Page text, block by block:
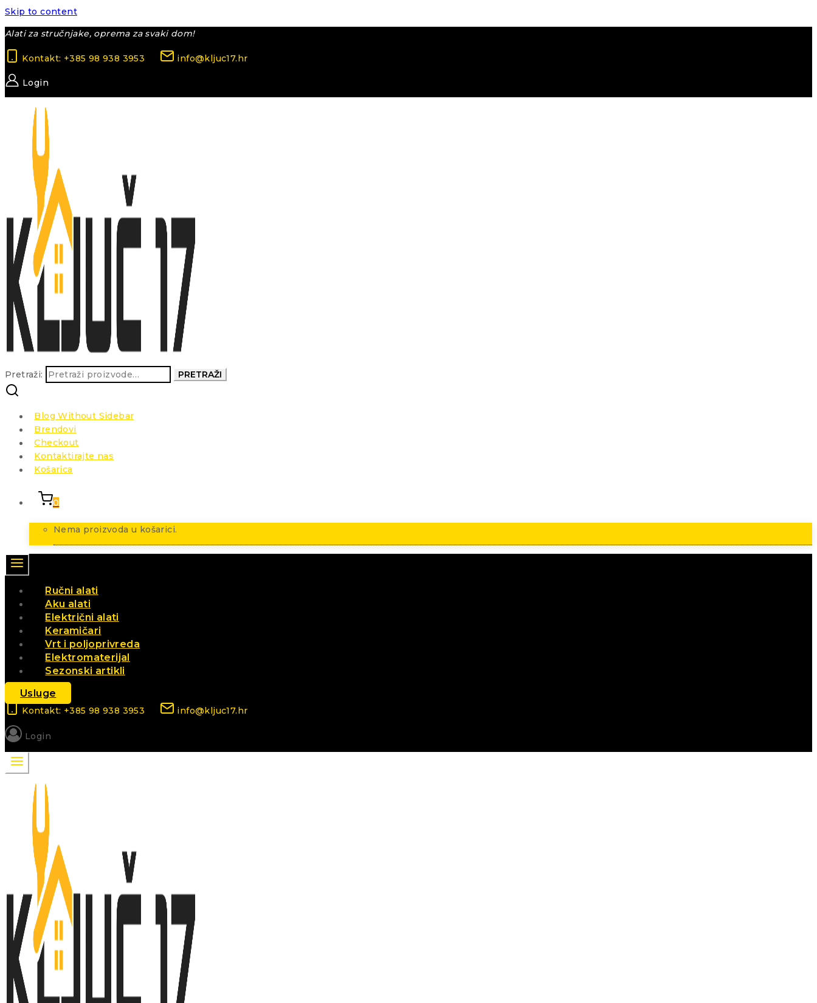
Skip to content
Alati za stručnjake, oprema za svaki dom!
Kontakt: +385 98 938 3953 info@kljuc17.hr
Login
Pretraži: PRETRAŽI
Blog Without Sidebar
Brendovi
Checkout
Kontaktirajte nas
Košarica
0
Nema proizvoda u košarici.
Ručni alati
Aku alati
Električni alati
Keramičari
Vrt i poljoprivreda
Elektromaterijal
Sezonski artikli
Usluge
Kontakt: +385 98 938 3953 info@kljuc17.hr
Login